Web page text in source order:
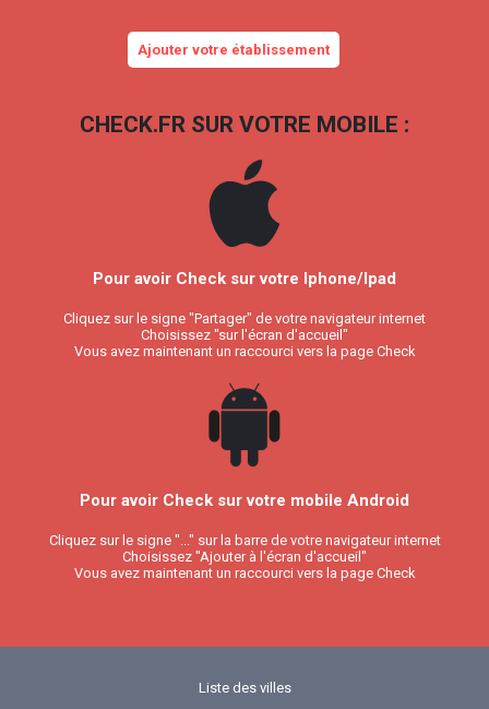
Ajouter votre établissement
CHECK.FR SUR VOTRE MOBILE :
Pour avoir Check sur votre Iphone/Ipad
Cliquez sur le signe "Partager" de votre navigateur internet
Choisissez "sur l'écran d'accueil"
Vous avez maintenant un raccourci vers la page Check
Pour avoir Check sur votre mobile Android
Cliquez sur le signe "..." sur la barre de votre navigateur internet
Choisissez "Ajouter à l'écran d'accueil"
Vous avez maintenant un raccourci vers la page Check
Liste des villes